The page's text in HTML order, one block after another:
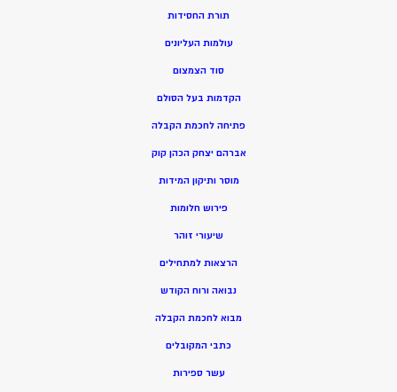
תורת החסידות
עולמות העליונים
סוד הצמצום
הקדמות בעל הסולם
פתיחה לחכמת הקבלה
אברהם יצחק הכהן קוק
מוסר ותיקון המידות
פירוש חלומות
שיעורי זוהר
הרצאות למתחילים
נבואה ורוח הקודש
מבוא לחכמת הקבלה
כתבי המקובלים
עשר ספירות